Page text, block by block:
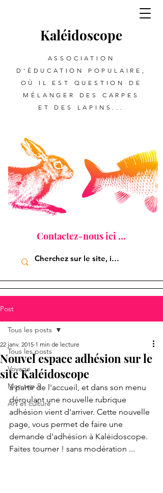
Kaléidoscope
ASSOCIATION
D'ÉDUCATION POPULAIRE,
OÙ IL EST QUESTION DE
MÉLANGER DES CARPES
ET DES LAPINS...
Contactez-nous ici ...
Post
Tous les posts
Voyage
Mon top 5
Art et culture
Tous les posts
Nouvel espace adhésion sur le
site Kaléidoscope
22 janv. 2015 1 min de lecture
à partir de l'accueil, et dans son menu
déroulant une nouvelle rubrique
adhésion vient d'arriver. Cette nouvelle
page, vous permet de faire une
demande d'adhésion à Kaléidoscope.
Faites tourner ! sans modération ...